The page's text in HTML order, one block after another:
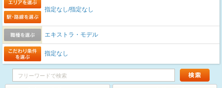
指定なし/指定なし
エキストラ・モデル
指定なし